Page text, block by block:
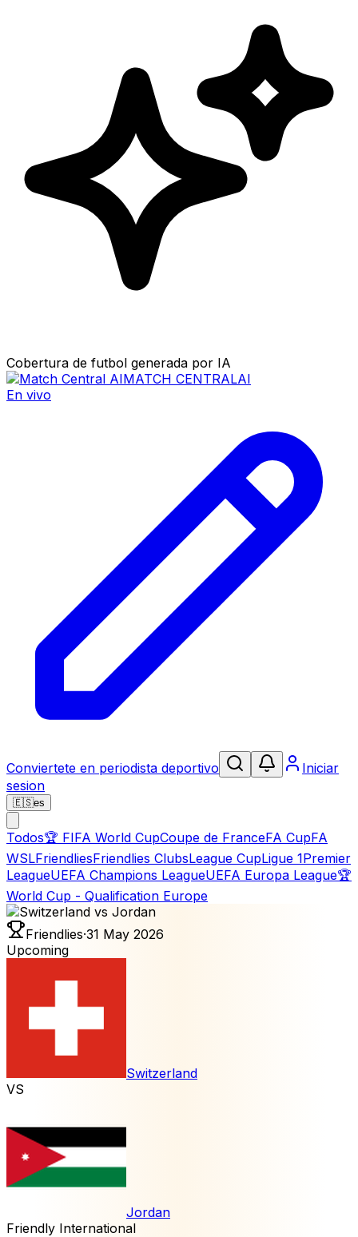
Cobertura de futbol generada por IA
MATCH CENTRALAI
En vivo
Conviertete en periodista deportivo
Iniciar
sesion
🇪🇸es
Todos🏆 FIFA World CupCoupe de FranceFA CupFA
WSLFriendliesFriendlies ClubsLeague CupLigue 1Premier
LeagueUEFA Champions LeagueUEFA Europa League🏆
World Cup - Qualification Europe
Friendlies·31 May 2026
Upcoming
Switzerland
VS
Jordan
Friendly International